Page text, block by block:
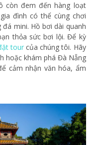
còn đem đến hàng loạt
đình có thể cùng chơi
mini. Hồ bơi dài quanh
thỏa sức bơi lội. Để kỳ
tourcủa chúng tôi. Hãy
hoặc khám phá Đà Nẵng
cảm nhận văn hóa, ẩm